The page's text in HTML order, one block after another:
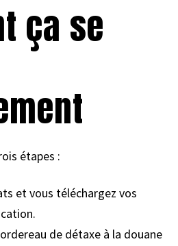
ça se
étapes :
et vous téléchargez vos
de détaxe à la douane